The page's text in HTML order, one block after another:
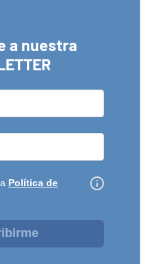
a nuestra
Política de